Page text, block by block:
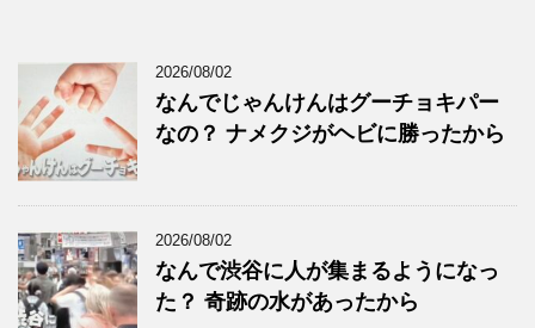
2026/08/02
なんでじゃんけんはグーチョキパー
なの？ ナメクジがヘビに勝ったから
2026/08/02
なんで渋谷に人が集まるようになっ
た？ 奇跡の水があったから